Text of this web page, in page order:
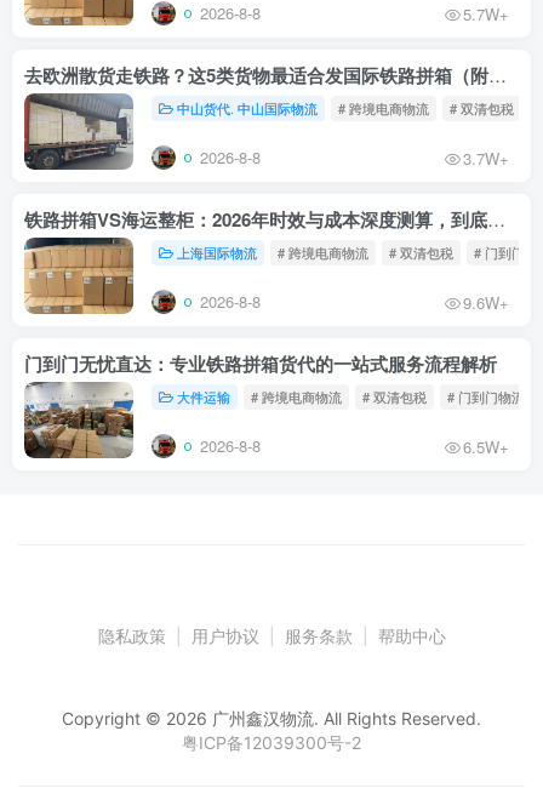
2026-8-8 5.7W+
去欧洲散货走铁路？这5类货物最适合发国际铁路拼箱（附禁运清单）
中山货代. 中山国际物流 # 跨境电商物流 # 双清包税
2026-8-8 3.7W+
铁路拼箱VS海运整柜：2026年时效与成本深度测算，到底能省多少钱？
上海国际物流 # 跨境电商物流 # 双清包税 # 门到门物
2026-8-8 9.6W+
门到门无忧直达：专业铁路拼箱货代的一站式服务流程解析
大件运输 # 跨境电商物流 # 双清包税 # 门到门物流
2026-8-8 6.5W+
隐私政策 用户协议 服务条款 帮助中心
Copyright © 2026 广州鑫汉物流. All Rights Reserved.
粤ICP备12039300号-2